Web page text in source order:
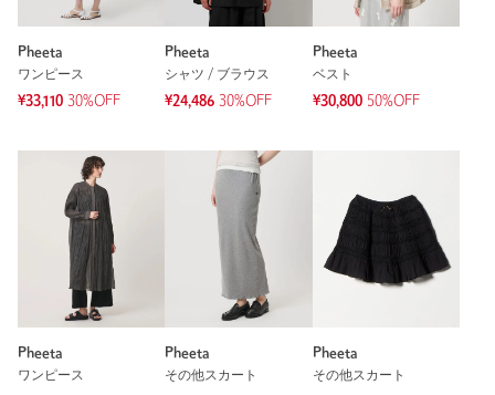
Pheeta
ワンピース
¥33,110 30%OFF
Pheeta
シャツ / ブラウス
¥24,486 30%OFF
Pheeta
ベスト
¥30,800 50%OFF
Pheeta
ワンピース
Pheeta
その他スカート
Pheeta
その他スカート